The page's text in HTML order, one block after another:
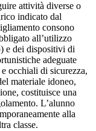
attività diverse o
indicato dal
consono
all’utilizzo
e dei dispositivi di
adeguate
occhiali di sicurezza,
materiale idoneo,
costituisce una
L’alunno
alla
classe.